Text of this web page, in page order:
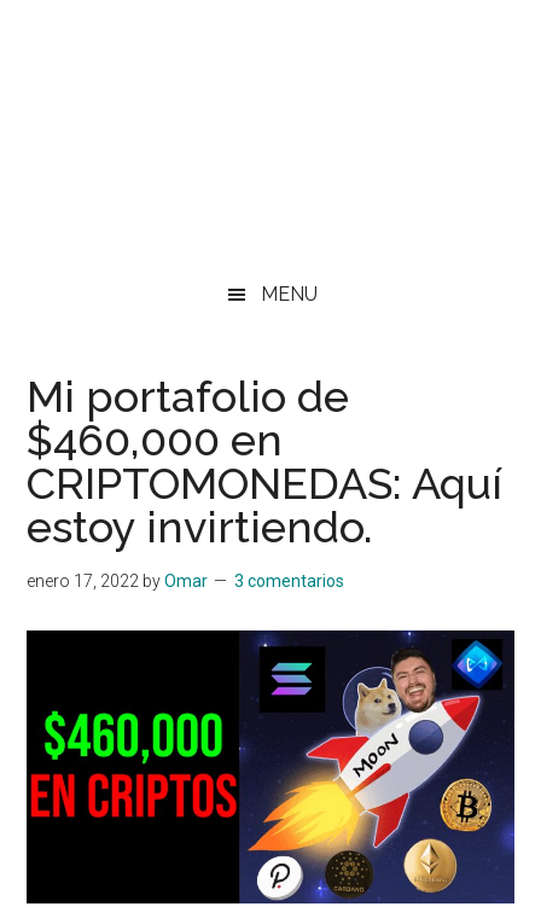
MENU
Mi portafolio de
$460,000 en
CRIPTOMONEDAS: Aquí
estoy invirtiendo.
enero 17, 2022 byOmar 3 comentarios